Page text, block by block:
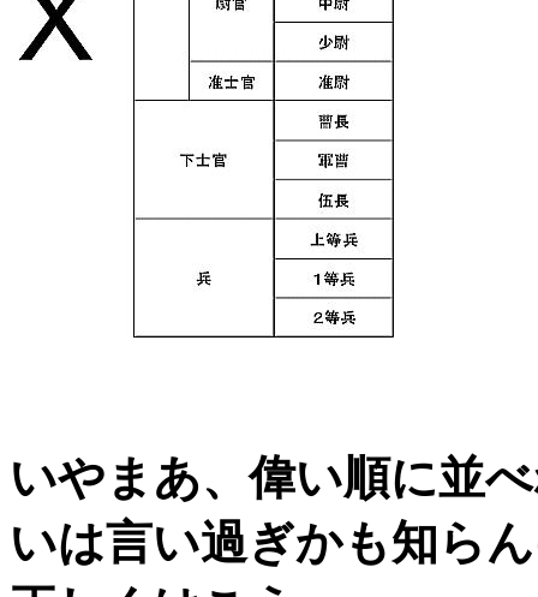
いやまあ、偉い順に並
いは言い過ぎかも知ら